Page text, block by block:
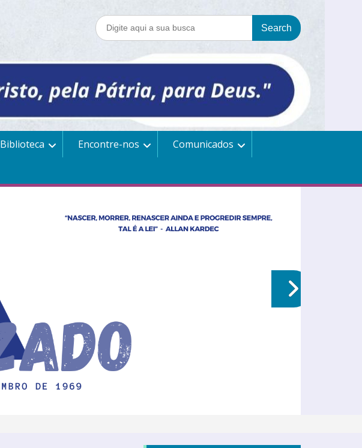
Biblioteca Encontre-nos
Comunicados